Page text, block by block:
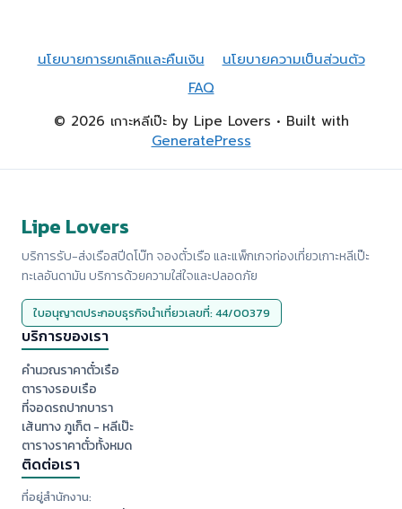
นโยบายการยกเลิกและคืนเงิน
นโยบายความเป็นส่วนตัว
FAQ
© 2026 เกาะหลีเป๊ะ by Lipe Lovers • Built with
GeneratePress
Lipe Lovers
บริการรับ-ส่งเรือสปีดโบ๊ท จองตั๋วเรือ และแพ็กเกจท่องเที่ยวเกาะหลีเป๊ะ
ทะเลอันดามัน บริการด้วยความใส่ใจและปลอดภัย
ใบอนุญาตประกอบธุรกิจนำเที่ยวเลขที่: 44/00379
บริการของเรา
คำนวณราคาตั๋วเรือ
ตารางรอบเรือ
ที่จอดรถปากบารา
เส้นทาง ภูเก็ต - หลีเป๊ะ
ตารางราคาตั๋วทั้งหมด
ติดต่อเรา
ที่อยู่สำนักงาน: